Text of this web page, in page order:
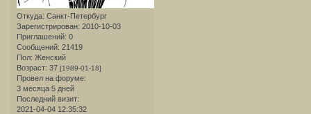
Откуда: Санкт-Петербург
Зарегистрирован: 2010-10-03
Приглашений: 0
Сообщений: 21419
Пол: Женский
Возраст: 37 [1989-01-18]
Провел на форуме:
3 месяца 5 дней
Последний визит:
2021-04-04 12:35:32